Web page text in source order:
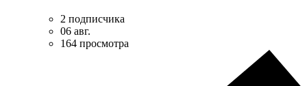
2 подписчика
06 авг.
164 просмотра